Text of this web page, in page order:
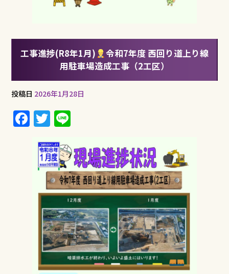
工事進捗(R8年1月)
令和7年度 西回り道上り線
用駐車場造成工事（2工区）
投稿日 2026年1月28日
F
a
c
e
o
T
w
it
te
r
e